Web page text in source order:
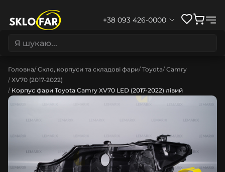
+38 093 426-0000
Головна Скло, корпуси та складові фари Toyota Camry
XV70 (2017-2022)
Корпус фари Toyota Camry XV70 LED (2017-2022) лівий